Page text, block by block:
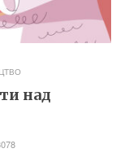
над